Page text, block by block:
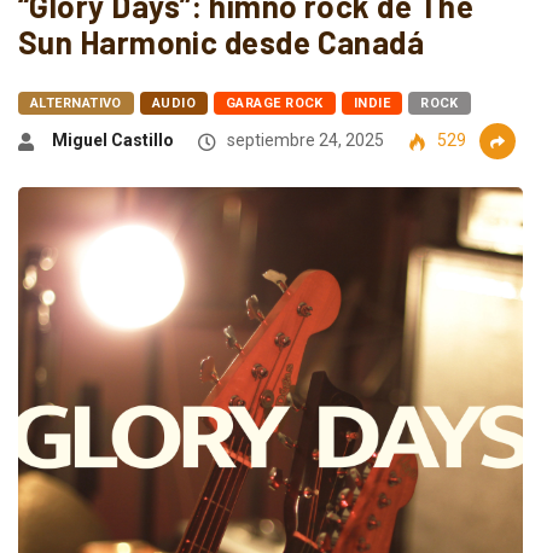
Sun Harmonic desde Canadá
ALTERNATIVO AUDIO GARAGE ROCK INDIE ROCK
Miguel Castillo septiembre 24, 2025 529